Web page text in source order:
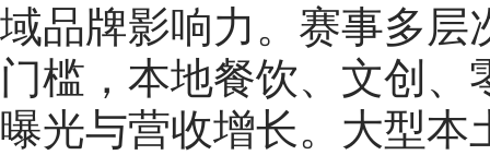
域品牌影响力。赛事多层
门槛，本地餐饮、文创
曝光与营收增长。大型本